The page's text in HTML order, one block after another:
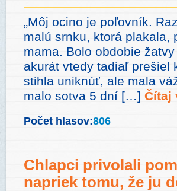
„Môj ocino je poľovník.
malú srnku, ktorá plakala,
mama. Bolo obdobie
akurát vtedy tadiaľ prešiel
stihla uniknúť, ale mala
malo sotva 5 dní […] Čítaj
Počet hlasov:806
Chlapci privolali
napriek tomu, že ju